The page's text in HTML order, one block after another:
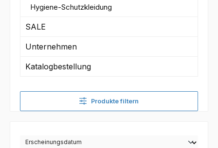
Hygiene-Schutzkleidung
SALE
Unternehmen
Katalogbestellung
Produkte filtern